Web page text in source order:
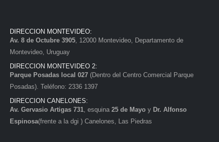
DIRECCION MONTEVIDEO:
Av. 8 de Octubre 3905 , 12000 Montevideo, Departamento de
Montevideo, Uruguay
DIRECCION MONTEVIDEO 2:
Parque Posadas local 027 (Dentro del Centro Comercial Parque
Posadas). Teléfono: 2336 1397
DIRECCION CANELONES:
Av. Gervasio Artigas 731 , esquina 25 de Mayo y Dr. Alfonso
Espinosa(frente a la dgi ) Canelones, Las Piedras